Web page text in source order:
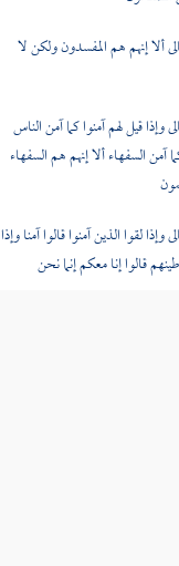
ألا إنهم هم المفسدون ولكن لا
وإذا قيل لهم آمنوا كما آمن الناس
آمن السفهاء ألا إنهم هم السفهاء
وإذا لقوا الذين آمنوا قالوا آمنا وإذا
قالوا إنا معكم إنما نحن